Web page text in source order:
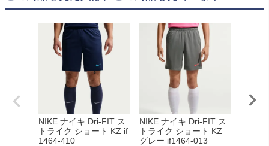
NIKE ナイキ Dri-FIT ス
トライク ショート KZ if
1464-410
NIKE ナイキ Dri-FIT ス
トライク ショート KZ
グレー if1464-013